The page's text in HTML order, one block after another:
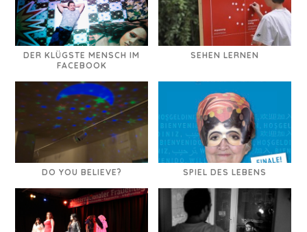
DER KLÜGSTE MENSCH IM
FACEBOOK
SEHEN LERNEN
DO YOU BELIEVE? SPIEL DES LEBENS